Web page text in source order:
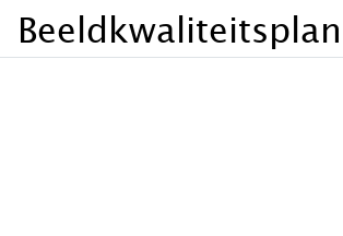
Beeldkwaliteitsplan